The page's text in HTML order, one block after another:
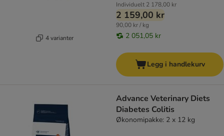
4 varianter
Individuelt 2 178,00 kr
2 159,00 kr
90,00 kr / kg
2 051,05 kr
Legg i handlekurv
Advance Veterinary Diets
Diabetes Colitis
Økonomipakke: 2 x 12 kg